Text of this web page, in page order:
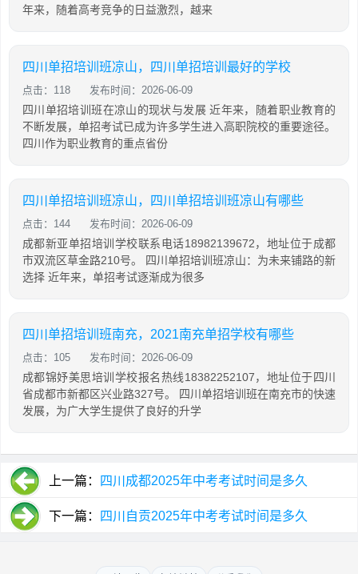
年来，随着高考竞争的日益激烈，越来
四川单招培训班凉山，四川单招培训最好的学校
点击：118 发布时间：2026-06-09
四川单招培训班在凉山的现状与发展 近年来，随着职业教育的
不断发展，单招考试已成为许多学生进入高职院校的重要途径。
四川作为职业教育的重点省份
四川单招培训班凉山，四川单招培训班凉山有哪些
点击：144 发布时间：2026-06-09
成都新亚单招培训学校联系电话18982139672，地址位于成都
市双流区草金路210号。 四川单招培训班凉山：为未来铺路的新
选择 近年来，单招考试逐渐成为很多
四川单招培训班南充，2021南充单招学校有哪些
点击：105 发布时间：2026-06-09
成都锦妤美思培训学校报名热线18382252107，地址位于四川
省成都市新都区兴业路327号。 四川单招培训班在南充市的快速
发展，为广大学生提供了良好的升学
上一篇： 四川成都2025年中考考试时间是多久
下一篇： 四川自贡2025年中考考试时间是多久